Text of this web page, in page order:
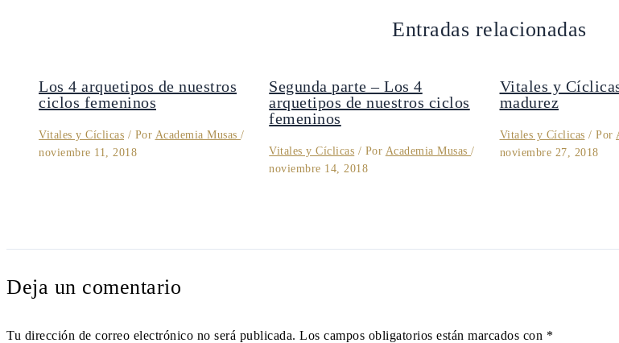
Entradas relacionadas
Los 4 arquetipos de nuestros
ciclos femeninos
Vitales y Cíclicas / Por Academia Musas /
noviembre 11, 2018
Segunda parte – Los 4
arquetipos de nuestros ciclos
femeninos
Vitales y Cíclicas / Por Academia Musas/
noviembre 14, 2018
Vitales y
madurez
Vitales y Cíclicas / Por
noviembre 27, 2018
Deja un comentario
Tu dirección de correo electrónico no será publicada. Los campos obligatorios están marcados con *